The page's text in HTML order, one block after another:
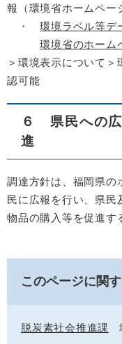
報（環境省ホームペー
・環境ラベル等デ
環境省のホーム
＞環境表示について
認可能
６ 県民への広
進
調達方針は、福岡県の
民に広報を行い、県民
物品の購入等を促進す
このページに関
脱炭素社会推進課